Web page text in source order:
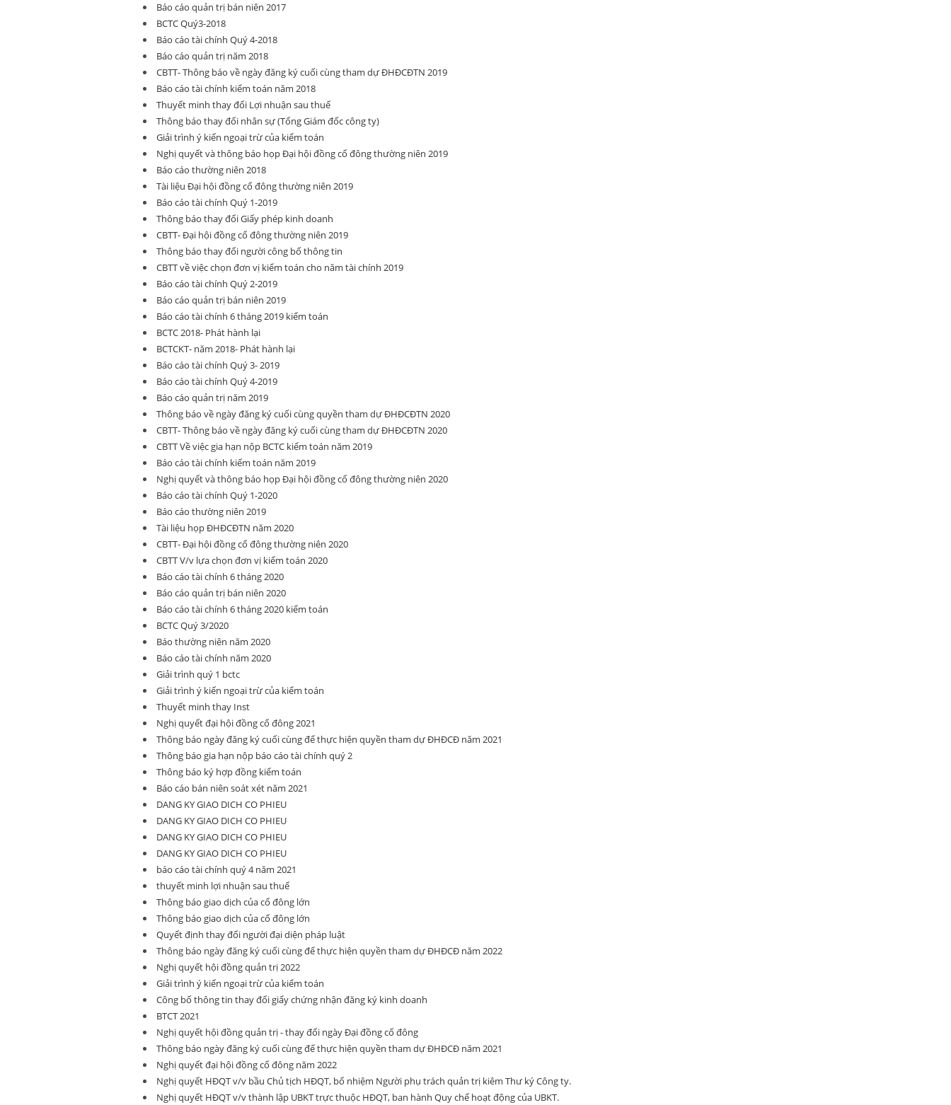
Báo cáo quản trị bán niên 2017
BCTC Quý3-2018
Báo cáo tài chính Quý 4-2018
Báo cáo quản trị năm 2018
CBTT- Thông báo về ngày đăng ký cuối cùng tham dự ĐHĐCĐTN 2019
Báo cáo tài chính kiểm toán năm 2018
Thuyết minh thay đổi Lợi nhuận sau thuế
Thông báo thay đổi nhân sự (Tổng Giám đốc công ty)
Giải trình ý kiến ngoại trừ của kiểm toán
Nghị quyết và thông báo họp Đại hội đồng cổ đông thường niên 2019
Báo cáo thường niên 2018
Tài liệu Đại hội đồng cổ đông thường niên 2019
Báo cáo tài chính Quý 1-2019
Thông báo thay đổi Giấy phép kinh doanh
CBTT- Đại hội đồng cổ đông thường niên 2019
Thông báo thay đổi người công bố thông tin
CBTT về việc chọn đơn vị kiểm toán cho năm tài chính 2019
Báo cáo tài chính Quý 2-2019
Báo cáo quản trị bán niên 2019
Báo cáo tài chính 6 tháng 2019 kiểm toán
BCTC 2018- Phát hành lại
BCTCKT- năm 2018- Phát hành lại
Báo cáo tài chính Quý 3- 2019
Báo cáo tài chính Quý 4-2019
Báo cáo quản trị năm 2019
Thông báo về ngày đăng ký cuối cùng quyền tham dự ĐHĐCĐTN 2020
CBTT- Thông báo về ngày đăng ký cuối cùng tham dự ĐHĐCĐTN 2020
CBTT Về việc gia hạn nộp BCTC kiểm toán năm 2019
Báo cáo tài chính kiếm toán năm 2019
Nghị quyết và thông báo họp Đại hội đồng cổ đông thường niên 2020
Báo cáo tài chính Quý 1-2020
Báo cáo thường niên 2019
Tài liệu họp ĐHĐCĐTN năm 2020
CBTT- Đại hội đồng cổ đông thường niên 2020
CBTT V/v lựa chọn đơn vị kiểm toán 2020
Báo cáo tài chính 6 tháng 2020
Báo cáo quản trị bán niên 2020
Báo cáo tài chính 6 tháng 2020 kiểm toán
BCTC Quý 3/2020
Báo thường niên năm 2020
Báo cáo tài chính năm 2020
Giải trình quý 1 bctc
Giải trình ý kiến ngoại trừ của kiểm toán
Thuyết minh thay Inst
Nghị quyết đại hội đồng cổ đông 2021
Thông báo ngày đăng ký cuối cùng để thực hiện quyền tham dự ĐHĐCĐ năm 2021
Thông báo gia hạn nộp báo cáo tài chính quý 2
Thông báo ký hợp đồng kiểm toán
Báo cáo bán niên soát xét năm 2021
DANG KY GIAO DICH CO PHIEU
DANG KY GIAO DICH CO PHIEU
DANG KY GIAO DICH CO PHIEU
DANG KY GIAO DICH CO PHIEU
báo cáo tài chính quý 4 năm 2021
thuyết minh lợi nhuận sau thuế
Thông báo giao dịch của cổ đông lớn
Thông báo giao dịch của cổ đông lớn
Quyết định thay đổi người đại diện pháp luật
Thông báo ngày đăng ký cuối cùng để thực hiện quyền tham dự ĐHĐCĐ năm 2022
Nghị quyết hội đồng quản trị 2022
Giải trình ý kiến ngoại trừ của kiểm toán
Công bố thông tin thay đổi giấy chứng nhận đăng ký kinh doanh
BTCT 2021
Nghị quyết hội đồng quản trị - thay đổi ngày Đại đồng cổ đông
Thông báo ngày đăng ký cuối cùng để thực hiện quyền tham dự ĐHĐCĐ năm 2021
Nghị quyết đại hội đồng cổ đông năm 2022
Nghị quyết HĐQT v/v bầu Chủ tịch HĐQT, bổ nhiệm Người phụ trách quản trị kiêm Thư ký Công ty.
Nghị quyết HĐQT v/v thành lập UBKT trực thuộc HĐQT, ban hành Quy chế hoạt động của UBKT.